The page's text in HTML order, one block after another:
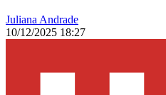
Juliana Andrade
10/12/2025 18:27